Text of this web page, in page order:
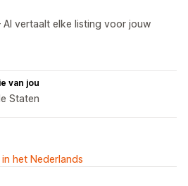
vertaalt elke listing voor jouw
van jou
Staten
het Nederlands